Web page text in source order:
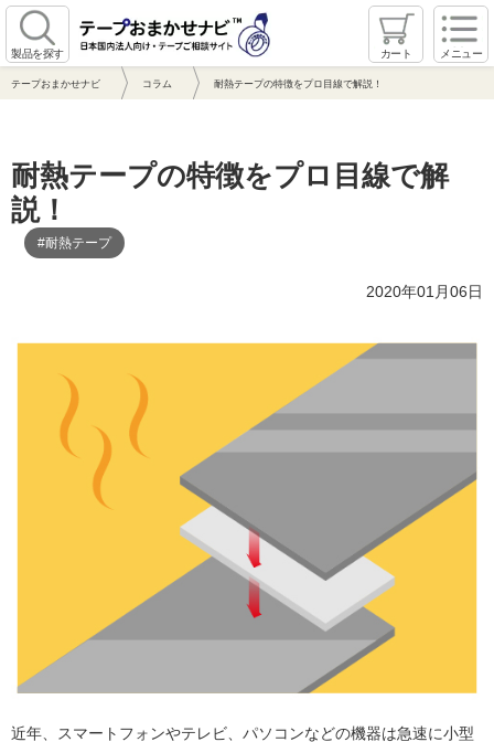
製品を探す カート メニュー
テープおまかせナビ コラム 耐熱テープの特徴をプロ目線で解説！
耐熱テープの特徴をプロ目線で解
説！
#耐熱テープ
2020年01月06日
近年、スマートフォンやテレビ、パソコンなどの機器は急速に小型